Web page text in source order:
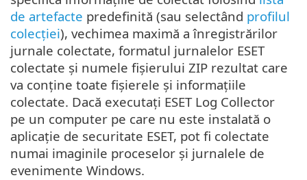
de artefacte predefinită (sau selectând profilul
colecției), vechimea maximă a înregistrărilor
jurnale colectate, formatul jurnalelor ESET
colectate și numele fișierului ZIP rezultat care
va conține toate fișierele și informațiile
colectate. Dacă executați ESET Log Collector
pe un computer pe care nu este instalată o
aplicație de securitate ESET, pot fi colectate
numai imaginile proceselor și jurnalele de
evenimente Windows.